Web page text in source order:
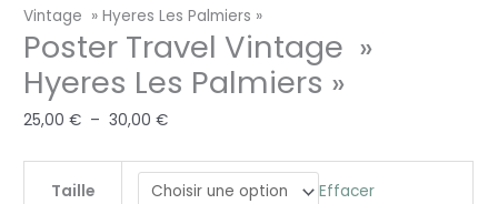
Vintage » Hyeres Les Palmiers »
Poster Travel Vintage »
Hyeres Les Palmiers »
25,00€ – 30,00€
Taille Effacer